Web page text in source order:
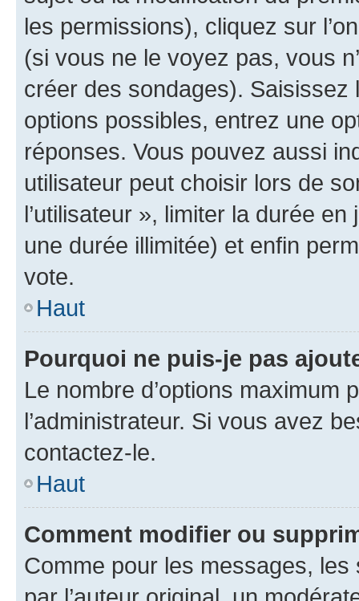
les permissions), cliquez sur
(si vous ne le voyez pas, vous
créer des sondages).
options possibles, entrez une
réponses. Vous pouvez aussi
utilisateur peut choisir lors de
l’utilisateur », limiter la durée
une durée illimitée) et enfin
vote.
Haut
Pourquoi ne puis-je pas
Le nombre d’options maximum
l’administrateur. Si vous avez
contactez-le.
Haut
Comment modifier ou
Comme pour les messages,